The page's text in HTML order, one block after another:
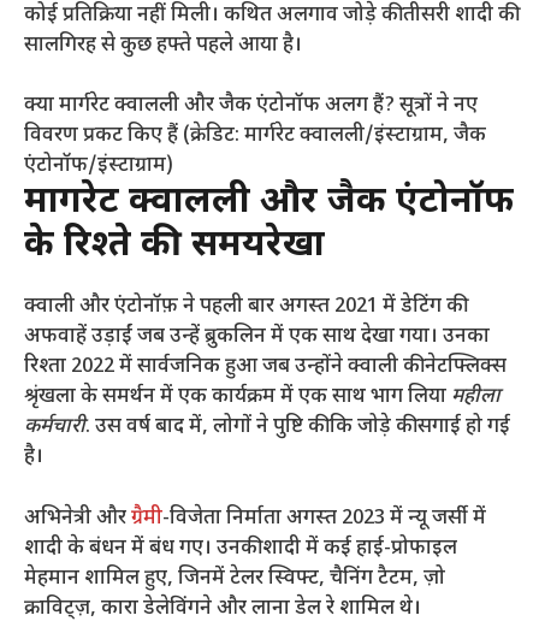
कोई प्रतिक्रिया नहीं मिली। कथित अलगाव जोड़े की तीसरी शादी की
सालगिरह से कुछ हफ्ते पहले आया है।
क्या मार्गरेट क्वालली और जैक एंटोनॉफ अलग हैं? सूत्रों ने नए
विवरण प्रकट किए हैं (क्रेडिट: मार्गरेट क्वालली/इंस्टाग्राम, जैक
एंटोनॉफ/इंस्टाग्राम)
मार्गरेट क्वालली और जैक एंटोनॉफ
के रिश्ते की समयरेखा
क्वाली और एंटोनॉफ़ ने पहली बार अगस्त 2021 में डेटिंग की
अफवाहें उड़ाईं जब उन्हें ब्रुकलिन में एक साथ देखा गया। उनका
रिश्ता 2022 में सार्वजनिक हुआ जब उन्होंने क्वाली की नेटफ्लिक्स
श्रृंखला के समर्थन में एक कार्यक्रम में एक साथ भाग लिया महीला
कर्मचारी. उस वर्ष बाद में, लोगों ने पुष्टि की कि जोड़े की सगाई हो गई
है।
अभिनेत्री औरग्रैमी-विजेता निर्माता अगस्त 2023 में न्यू जर्सी में
शादी के बंधन में बंध गए। उनकी शादी में कई हाई-प्रोफाइल
मेहमान शामिल हुए, जिनमें टेलर स्विफ्ट, चैनिंग टैटम, ज़ो
क्राविट्ज़, कारा डेलेविंगने और लाना डेल रे शामिल थे।